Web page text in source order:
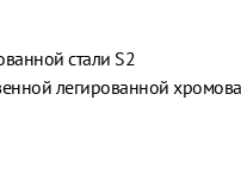
стали S2
легированной